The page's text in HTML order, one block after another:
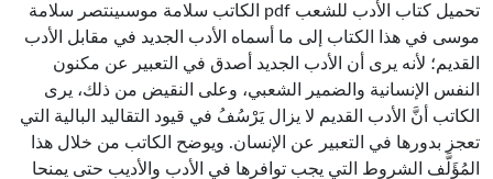
تحميل كتاب الأدب للشعب pdf الكاتب سلامة موسىينتصر سلامة
موسى في هذا الكتاب إلى ما أسماه الأدب الجديد في مقابل الأدب
القديم؛ لأنه يرى أن الأدب الجديد أصدق في التعبير عن مكنون
النفس الإنسانية والضمير الشعبي، وعلى النقيض من ذلك، يرى
الكاتب أنَّ الأدب القديم لا يزال يَرْسُفُ في قيود التقاليد البالية التي
تعجز بدورها في التعبير عن الإنسان. ويوضح الكاتب من خلال هذا
المُؤَلَّف الشروط التي يجب توافرها في الأدب والأديب حتى يمنحا